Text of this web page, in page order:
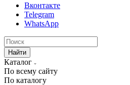
Вконтакте
Telegram
WhatsApp
Найти
Каталог
По всему сайту
По каталогу